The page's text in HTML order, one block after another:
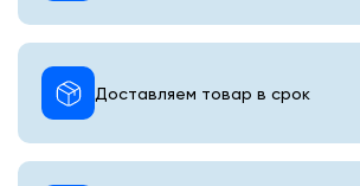
Доставляем товар в срок